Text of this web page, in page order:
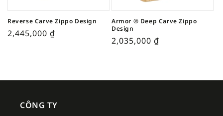
Reverse Carve Zippo Design
2,445,000 ₫
Armor ® Deep Carve Zippo
Design
2,035,000 ₫
CÔNG TY